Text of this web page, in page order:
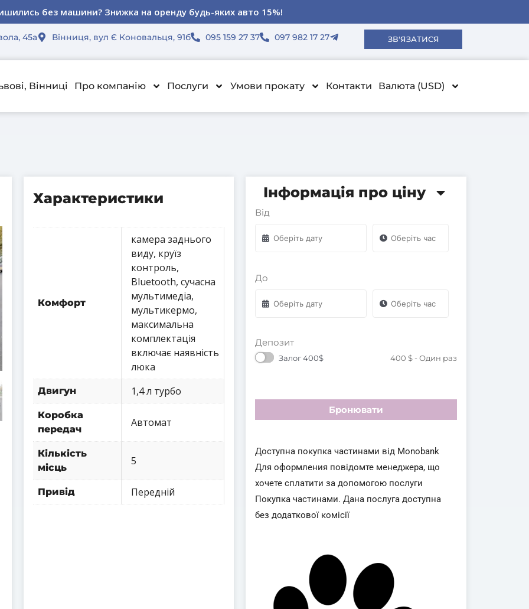
пропозиція для юридичних осіб. Знижка 15% на оренду авто!
без машини? Знижка на оренду будь-яких авто 15%!
пропозиція для юридичних осіб. Знижка 15% на оренду авто!
без машини? Знижка на оренду будь-яких авто 15%!
пропозиція для юридичних осіб. Знижка 15% на оренду авто!
без машини? Знижка на оренду будь-яких авто 15%!
45а Вінниця, вул Є Коновальця, 91б 095 159 27 37 097 982 17 27 ЗВ'ЯЗАТИСЯ
Вінниці Про компанію Послуги Умови прокату Контакти Валюта (USD)
Характеристики
Комфорт
камера заднього
виду, круїз
контроль,
Bluetooth, сучасна
мультимедіа,
мультикермо,
максимальна
комплектація
включає наявність
люка
Двигун 1,4 л турбо
Коробка
передач
Автомат
Кількість
місць
5
Привід Передній
Інформація про ціну
Від
До
Депозит
Залог 400$ 400$- Один раз
Бронювати
Доступна покупка частинами від Monobank
Для оформления повідомте менеджера, що
хочете сплатити за допомогою послуги
Покупка частинами. Дана послуга доступна
без додаткової комісії